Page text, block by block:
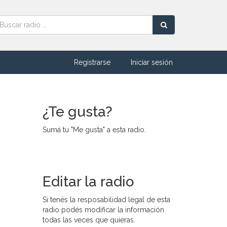
Registrarse Iniciar sesión
¿Te gusta?
Sumá tu "Me gusta" a esta radio.
Editar la radio
Si tenés la resposabilidad legal de esta
radio podés modificar la información
todas las veces que quieras.